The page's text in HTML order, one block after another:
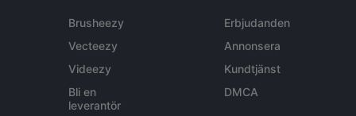
Brusheezy
Vecteezy
Videezy
Bli en
leverantör
Erbjudanden
Annonsera
Kundtjänst
DMCA